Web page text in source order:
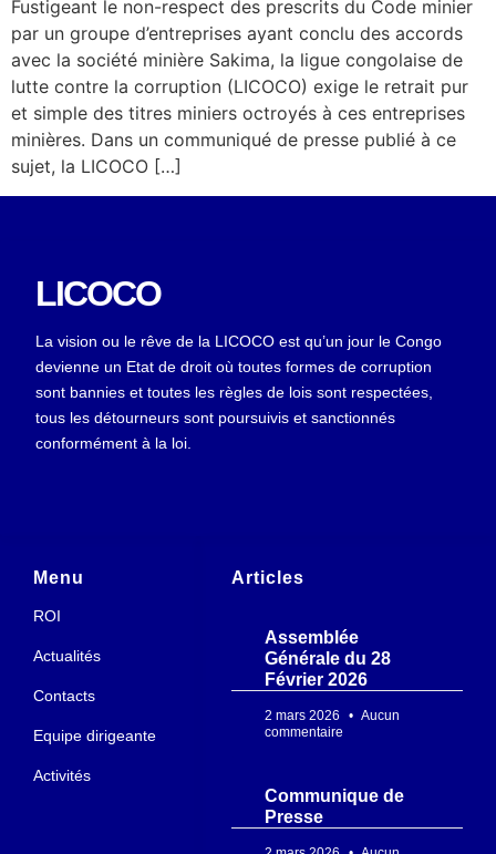
Fustigeant le non-respect des prescrits du Code minier
par un groupe d’entreprises ayant conclu des accords
avec la société minière Sakima, la ligue congolaise de
lutte contre la corruption (LICOCO) exige le retrait pur
et simple des titres miniers octroyés à ces entreprises
minières. Dans un communiqué de presse publié à ce
sujet, la LICOCO […]
Articles
Assemblée
Générale du 28
Février 2026
2 mars 2026
Aucun
commentaire
Communique de
Presse
Menu
ROI
Actualités
Contacts
Equipe dirigeante
Activités
LICOCO
La vision ou le rêve de la LICOCO est qu’un jour le Congo
devienne un Etat de droit où toutes formes de corruption
sont bannies et toutes les règles de lois sont respectées,
tous les détourneurs sont poursuivis et sanctionnés
conformément à la loi.